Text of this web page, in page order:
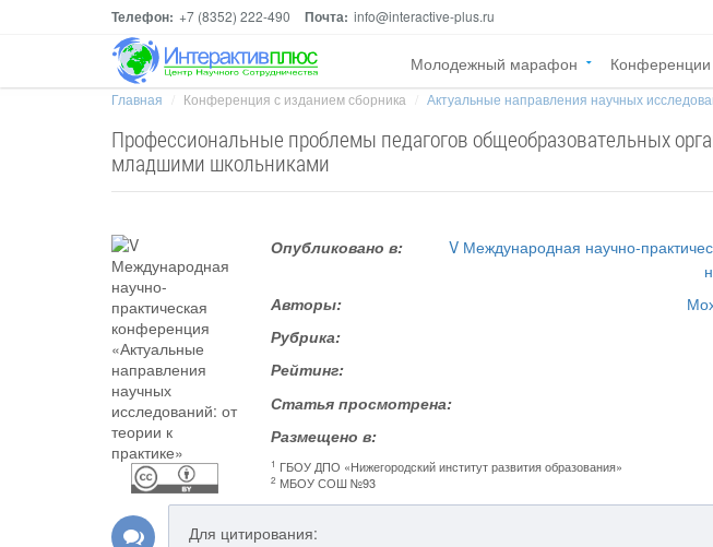
Телефон: +7 (8352) 222-490 Почта: info@interactive-plus.ru
Молодежный марафон Конференции
Главная Конференция с изданием сборника Актуальные направления научных
Профессиональные проблемы педагогов общеобразовательных
младшими школьниками
Опубликовано в:
V Международная научно-
Авторы:
Рубрика:
Рейтинг:
Статья просмотрена:
Размещено в:
1 ГБОУ ДПО «Нижегородский институт развития образования»
2 МБОУ СОШ №93
Для цитирования: